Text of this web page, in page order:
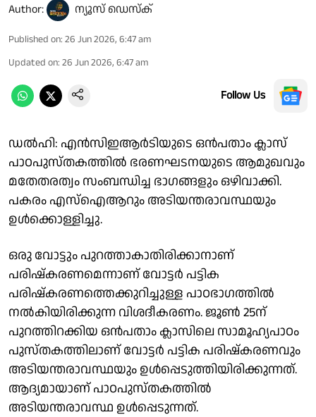
Author: ന്യൂസ് ഡെസ്ക്
Published on: 26 Jun 2026, 6:47 am
Updated on: 26 Jun 2026, 6:47 am
Follow Us
ഡല്‍ഹി: എന്‍സിഇആര്‍ടിയുടെ ഒന്‍പതാം ക്ലാസ്
പാഠപുസ്തകത്തില്‍ ഭരണഘടനയുടെ ആമുഖവും
മതേതരത്വം സംബന്ധിച്ച ഭാഗങ്ങളും ഒഴിവാക്കി.
പകരം എസ്‌ഐആറും അടിയന്തരാവസ്ഥയും
ഉള്‍ക്കൊള്ളിച്ചു.
ഒരു വോട്ടും പുറത്താകാതിരിക്കാനാണ്
പരിഷ്‌കരണമെന്നാണ് വോട്ടര്‍ പട്ടിക
പരിഷ്‌കരണത്തെക്കുറിച്ചുള്ള പാഠഭാഗത്തില്‍
നല്‍കിയിരിക്കുന്ന വിശദീകരണം. ജൂണ്‍ 25ന്
പുറത്തിറക്കിയ ഒന്‍പതാം ക്ലാസിലെ സാമൂഹ്യപാഠം
പുസ്തകത്തിലാണ് വോട്ടര്‍ പട്ടിക പരിഷ്‌കരണവും
അടിയന്തരാവസ്ഥയും ഉള്‍പ്പെടുത്തിയിരിക്കുന്നത്.
ആദ്യമായാണ് പാഠപുസ്തകത്തില്‍
അടിയന്തരാവസ്ഥ ഉള്‍പ്പെടുന്നത്.